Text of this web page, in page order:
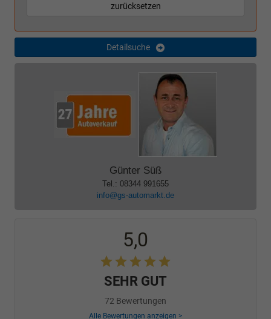
zurücksetzen
Detailsuche
Günter Süß
Tel.: 08344 991655
info@gs-automarkt.de
5,0
SEHR GUT
72 Bewertungen
Alle Bewertungen anzeigen >